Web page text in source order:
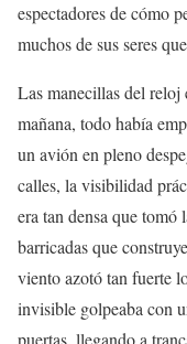
espectadores de cómo
muchos de sus seres
Las manecillas del reloj
mañana, todo había
un avión en pleno
calles, la visibilidad
era tan densa que tomó
barricadas que
viento azotó tan fuerte
invisible golpeaba con